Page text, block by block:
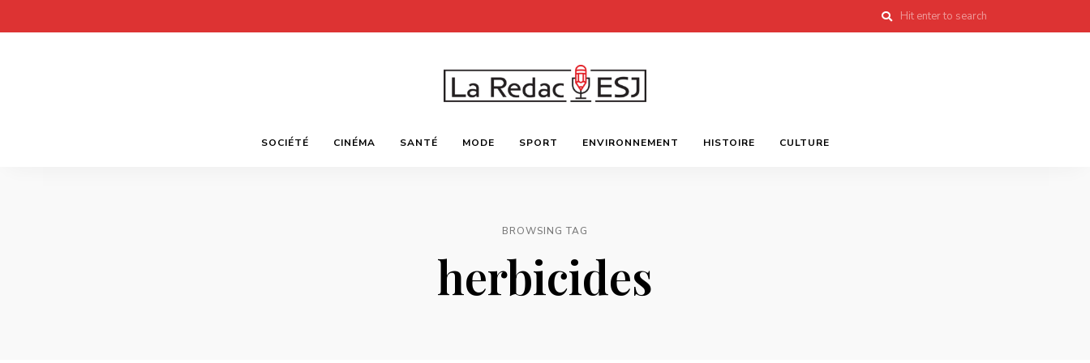
LA
ESJ
des
étudiants
SOCIÉTÉ CINÉMA SANTÉ MODE SPORT ENVIRONNEMENT HISTOIRE CULTURE
BROWSING TAG
herbicides